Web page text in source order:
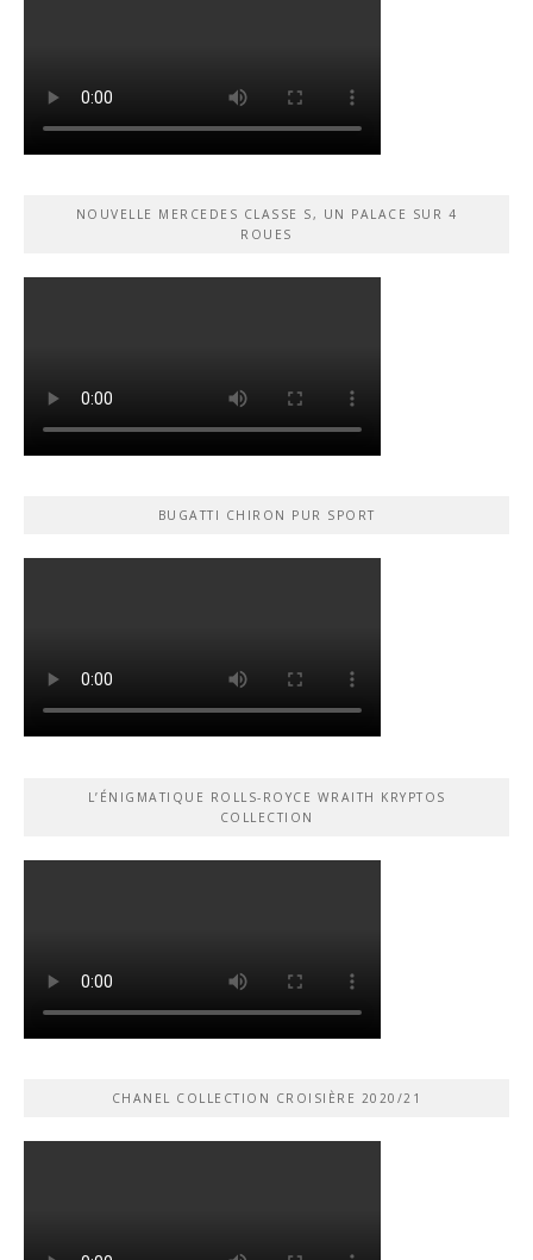
NOUVELLE MERCEDES CLASSE S, UN PALACE SUR 4
ROUES
BUGATTI CHIRON PUR SPORT
L’ÉNIGMATIQUE ROLLS-ROYCE WRAITH KRYPTOS
COLLECTION
CHANEL COLLECTION CROISIÈRE 2020/21